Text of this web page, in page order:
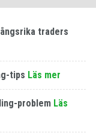
traders
tips Läs mer
problem Läs